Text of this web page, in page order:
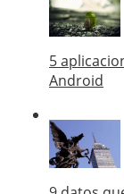
5
Android